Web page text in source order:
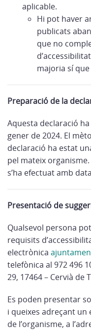
aplicable.
Hi pot haver
publicats
que no
majoria sí
Preparació de la
Aquesta declaració
gener de 2024. El
declaració ha estat
pel mateix
s’ha efectuat amb
Presentació de
Qualsevol persona
requisits
electrònica
telefònica al 972 496
29, 17464 – Cervià de
Es poden presentar
i queixes adreçant un
de l’organisme, a